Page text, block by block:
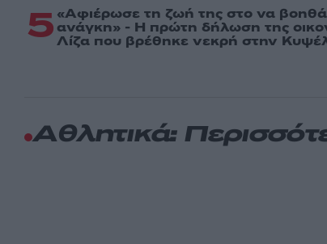
5 «Αφιέρωσε τη ζωή της στο να
ανάγκη» - Η πρώτη δήλωση της
Λίζα που βρέθηκε νεκρή στην
Αθλητικά: